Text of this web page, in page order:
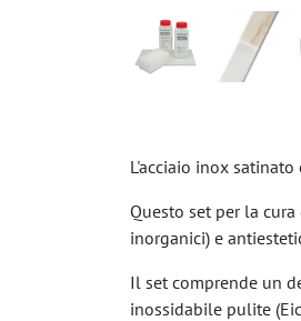
L'acciaio inox
Questo set per la
inorganici) e
Il set comprende un
inossidabile pulite